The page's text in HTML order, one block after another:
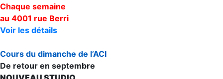
Chaque semaine
au 4001 rue Berri
Voir les détails
Cours du dimanche de l’ACI
De retour en septembre